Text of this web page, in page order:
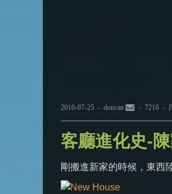
2010-07-25 - duncan - 7216 -
客廳進化史-
剛搬進新家的時候，東西